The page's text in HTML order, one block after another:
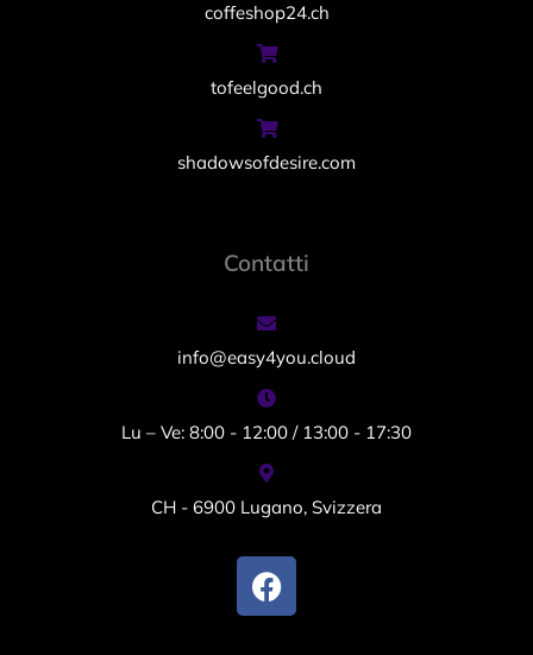
coffeshop24.ch
tofeelgood.ch
shadowsofdesire.com
Contatti
info@easy4you.cloud
Lu – Ve: 8:00 - 12:00 / 13:00 - 17:30
CH - 6900 Lugano, Svizzera